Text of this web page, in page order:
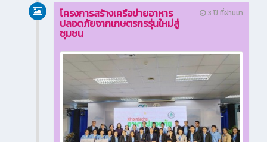
3 ปี ที่ผ่านมา
โครงการสร้างเครือข่ายอาหาร
ปลอดภัยจากเกษตรกรรุ่นใหม่สู่
ชุมชน